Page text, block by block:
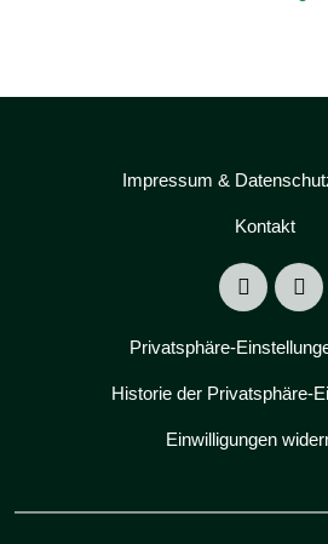
Impressum &
Kontakt
Privatsphäre-
Historie der Privatsphäre-
Einwilligungen